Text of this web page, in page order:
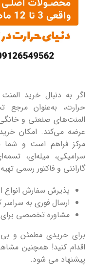
اگر به دنبال خرید
حرارت، به‌عنوان مرجع
المنت‌های صنعتی و
عرضه می‌کند. امکان
مرکز فراهم است و شما
سرامیکی، میله‌ای،
گارانتی و فاکتور رسمی
پذیرش سفارش انواع
ارسال فوری به سراسر
مشاوره تخصصی برای
برای خریدی مطمئن و
اقدام کنید! همچنین
پیشنهاد می شود.